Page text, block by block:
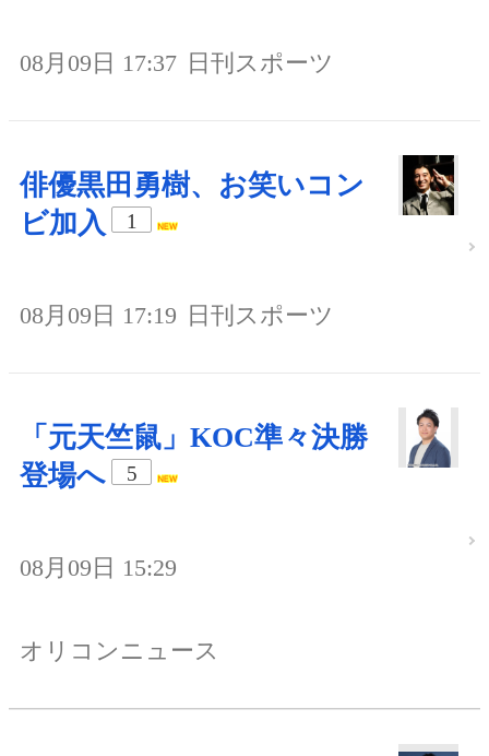
08月09日 17:37 日刊スポーツ
俳優黒田勇樹、お笑いコン
ビ加入
1
08月09日 17:19 日刊スポーツ
「元天竺鼠」KOC準々決勝
登場へ
5
08月09日 15:29
オリコンニュース